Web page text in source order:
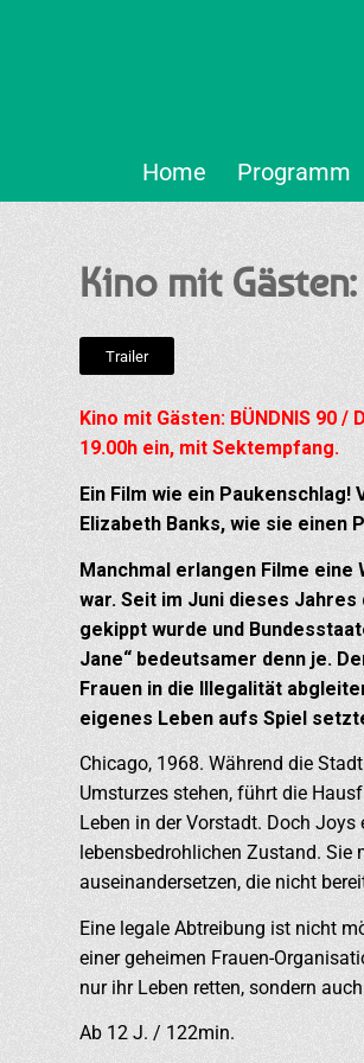
Home Programm
Kino mit Gästen:
Trailer
Kino mit Gästen: BÜNDNIS 90 /
19.00h ein, mit Sektempfang.
Ein Film wie ein
Elizabeth Banks, wie sie einen
Manchmal erlangen Filme
war. Seit im Juni dieses Jahres
gekippt wurde und
Jane“ bedeutsamer denn je.
Frauen in die Illegalität
eigenes Leben aufs Spiel
Chicago, 1968. Während die
Umsturzes stehen, führt die
Leben in der Vorstadt. Doch
lebensbedrohlichen Zustand.
auseinandersetzen, die nicht
Eine legale Abtreibung ist nicht
einer geheimen Frauen-
nur ihr Leben retten, sondern
Ab 12 J. / 122min.